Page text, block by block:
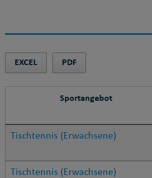
EXCEL PDF
Sportangebot
Tischtennis (Erwachsene)
Tischtennis (Erwachsene)